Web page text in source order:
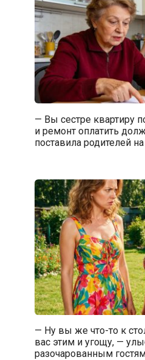
— Вы сестре квартиру
и ремонт оплатить
поставила родителей
— Ну вы же что-то к
вас этим и угощу, —
разочарованным